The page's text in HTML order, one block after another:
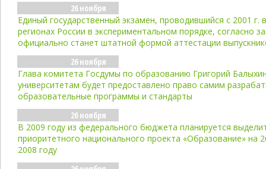
26 ноября
Единый государственный экзамен, проводившийся с 2001 г.
регионах России в экспериментальном порядке, согласно
официально станет штатной формой аттестации
26 ноября
Глава комитета Госдумы по образованию Григорий
университетам будет предоставлено право самим
образовательные программы и стандарты
26 ноября
В 2009 году из федерального бюджета планируется
приоритетного национального проекта «Образование» на
2008 году